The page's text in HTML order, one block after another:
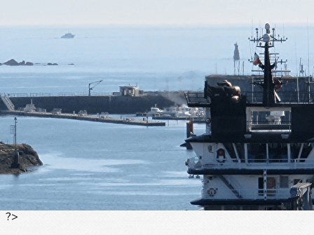
Exporter toutes les colonnes
Exporter uniquement les colonnes affichées
Menu
>
Les portraits
La presse en parle
Agenda
Les événements
?>